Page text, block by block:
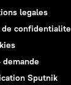
legales
confidentialite
Sputnik